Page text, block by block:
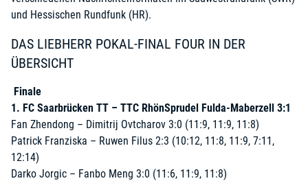
und Hessischen Rundfunk (HR).
DAS LIEBHERR POKAL-FINAL FOUR IN DER
ÜBERSICHT
Finale
1. FC Saarbrücken TT – TTC RhönSprudel Fulda-Maberzell 3:1
Fan Zhendong – Dimitrij Ovtcharov 3:0 (11:9, 11:9, 11:8)
Patrick Franziska – Ruwen Filus 2:3 (10:12, 11:8, 11:9, 7:11,
12:14)
Darko Jorgic – Fanbo Meng 3:0 (11:6, 11:9, 11:8)